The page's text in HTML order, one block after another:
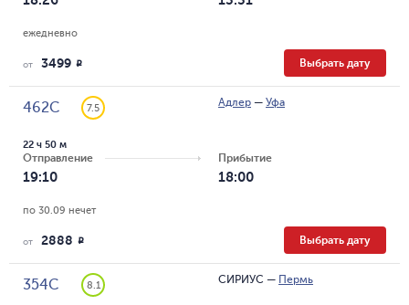
ежедневно
от 3499 R Выбрать дату
462С 7.5 Адлер — Уфа
Отправление
19:10
22 ч 50 м
Прибытие
18:00
по 30.09 нечет
от 2888 R Выбрать дату
354С 8.1 СИРИУС — Пермь